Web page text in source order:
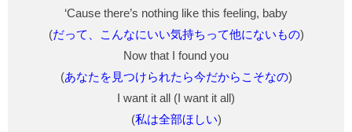
‘Cause there’s nothing like this feeling, baby
(だって、こんなにいい気持ちって他にないもの)
Now that I found you
(あなたを見つけられたら今だからこそなの)
I want it all (I want it all)
(私は全部ほしい)